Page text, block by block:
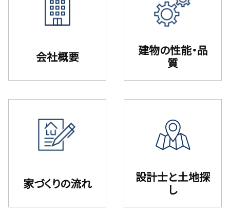
会社概要
建物の性能・品
質
家づくりの流れ
設計⼠と⼟地探
し